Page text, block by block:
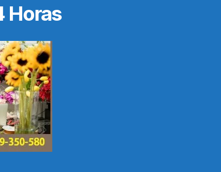
Horas